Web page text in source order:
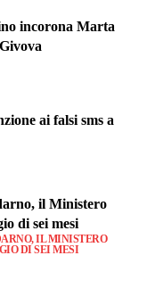
incorona Marta
ai falsi sms a
il Ministero
di sei mesi
IL MINISTERO
DI SEI MESI